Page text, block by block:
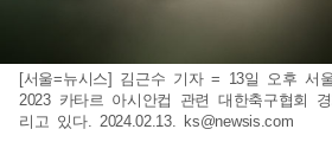
[서울=뉴시스] 김근수 기자 = 13일 오후 서
2023 카타르 아시안컵 관련 대한축구협회
리고 있다. 2024.02.13.
ks@newsis.com